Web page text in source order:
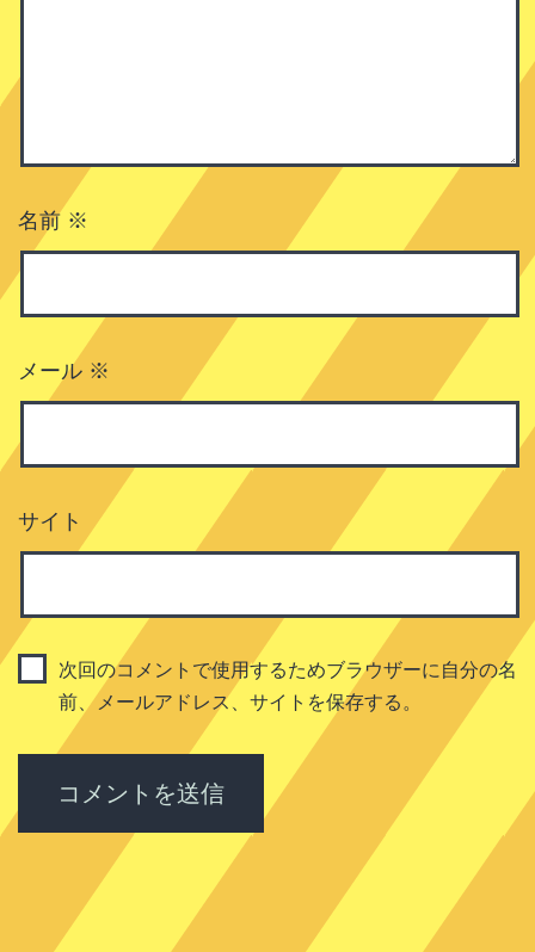
名前 ※
メール ※
サイト
次回のコメントで使用するためブラウザーに自分の名
前、メールアドレス、サイトを保存する。